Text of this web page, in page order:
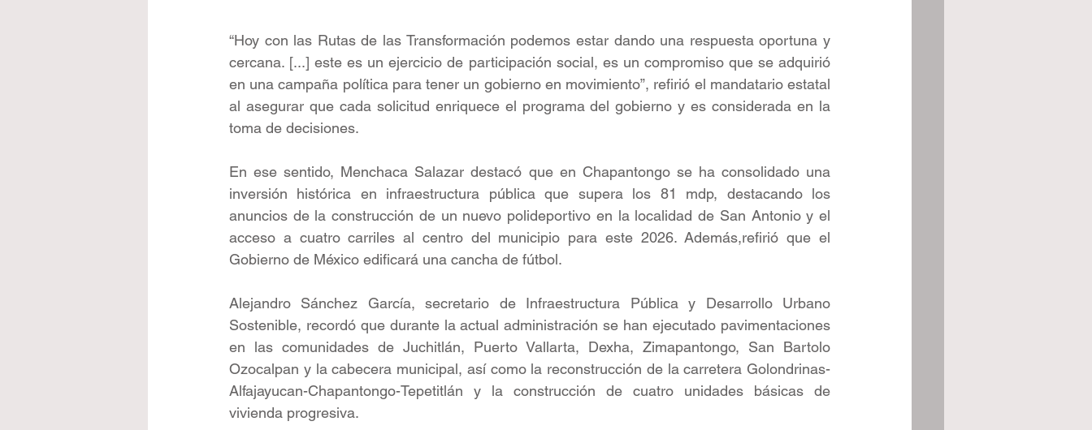
“Hoy con las Rutas de las Transformación podemos estar dando una respuesta oportuna y
cercana. [...] este es un ejercicio de participación social, es un compromiso que se adquirió
en una campaña política para tener un gobierno en movimiento”, refirió el mandatario estatal
al asegurar que cada solicitud enriquece el programa del gobierno y es considerada en la
toma de decisiones.
En ese sentido, Menchaca Salazar destacó que en Chapantongo se ha consolidado una
inversión histórica en infraestructura pública que supera los 81 mdp, destacando los
anuncios de la construcción de un nuevo polideportivo en la localidad de San Antonio y el
acceso a cuatro carriles al centro del municipio para este 2026. Además,refirió que el
Gobierno de México edificará una cancha de fútbol.
Alejandro Sánchez García, secretario de Infraestructura Pública y Desarrollo Urbano
Sostenible, recordó que durante la actual administración se han ejecutado pavimentaciones
en las comunidades de Juchitlán, Puerto Vallarta, Dexha, Zimapantongo, San Bartolo
Ozocalpan y la cabecera municipal, así como la reconstrucción de la carretera Golondrinas-
Alfajayucan-Chapantongo-Tepetitlán y la construcción de cuatro unidades básicas de
vivienda progresiva.